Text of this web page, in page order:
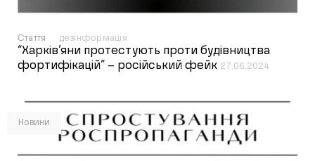
Стаття дезінформація
“Харків’яни протестують проти будівництва
фортифікацій” – російський фейк 27.06.2024
Новини